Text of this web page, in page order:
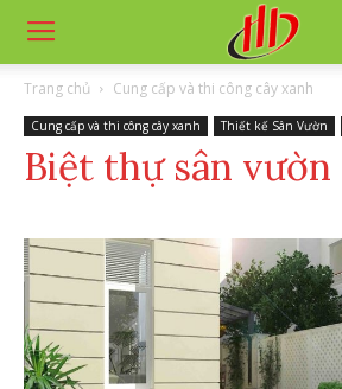
Trang chủ Cung cấp và thi công cây xanh
Cung cấp và thi công cây xanh Thiết kế Sân Vườn
Biệt thự sân vườn